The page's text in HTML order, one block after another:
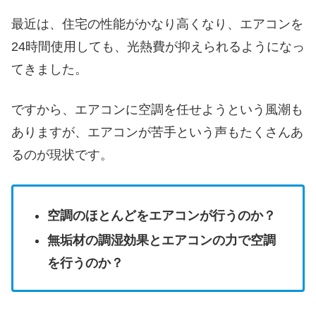
最近は、住宅の性能がかなり高くなり、エアコンを
24時間使用しても、光熱費が抑えられるようになっ
てきました。
ですから、エアコンに空調を任せようという風潮も
ありますが、エアコンが苦手という声もたくさんあ
るのが現状です。
空調のほとんどをエアコンが行うのか？
無垢材の調湿効果とエアコンの力で空調
を行うのか？